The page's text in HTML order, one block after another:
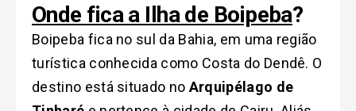
Onde fica a Ilha de Boipeba?
Boipeba fica no sul da Bahia, em uma região
turística conhecida como Costa do Dendê. O
destino está situado no Arquipélago de